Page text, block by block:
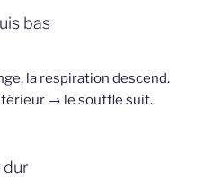
bas
la respiration descend.
→ le souffle suit.
dur